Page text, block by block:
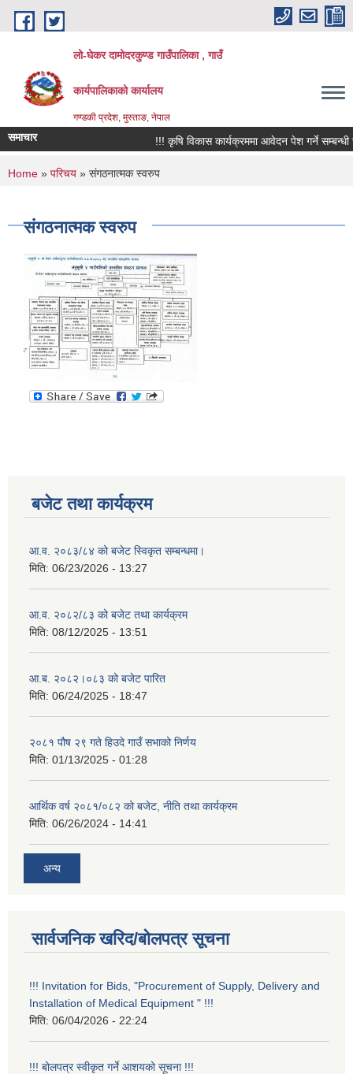
Skip to main content
लो-घेकर दामोदरकुण्ड गाउँपालिका , गाउँ
कार्यपालिकाको कार्यालय
गण्डकी प्रदेश, मुस्ताङ, नेपाल
समाचार !!! कृषि विकास कार्यक्रममा आवेदन पेश गर्ने सम्बन्धी
You are here
Home » परिचय » संगठनात्मक स्वरुप
संगठनात्मक स्वरुप
बजेट तथा कार्यक्रम
आ.व. २०८३/८४ को बजेट स्विकृत सम्बन्धमा।
मिति: 06/23/2026 - 13:27
आ.व. २०८२/८३ को बजेट तथा कार्यक्रम
मिति: 08/12/2025 - 13:51
आ.ब. २०८२।०८३ को बजेट पारित
मिति: 06/24/2025 - 18:47
२०८१ पौष २९ गते हिउदे गाउँ सभाको निर्णय
मिति: 01/13/2025 - 01:28
आर्थिक वर्ष २०८१/०८२ को बजेट, नीति तथा कार्यक्रम
मिति: 06/26/2024 - 14:41
अन्य
सार्वजनिक खरिद/बोलपत्र सूचना
!!! Invitation for Bids, "Procurement of Supply, Delivery and
Installation of Medical Equipment " !!!
मिति: 06/04/2026 - 22:24
!!! बोलपत्र स्वीकृत गर्ने आशयको सूचना !!!